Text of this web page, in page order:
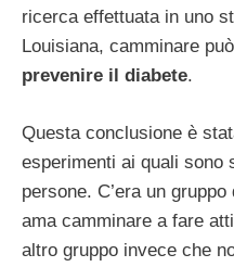
ricerca effettuata in uno
Louisiana, camminare
prevenire il diabete.
Questa conclusione è
esperimenti ai quali sono
persone. C’era un
ama camminare a fare
altro gruppo invece che